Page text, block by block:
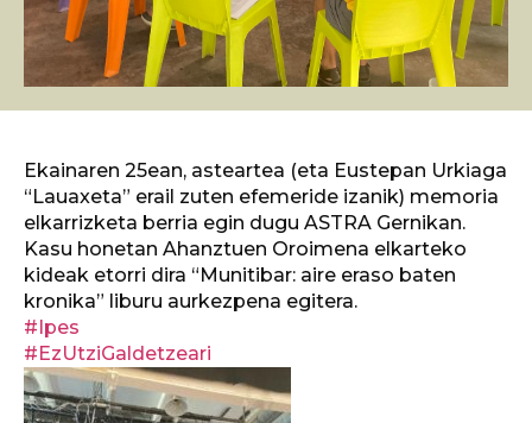
Ekainaren 25ean, asteartea (eta Eustepan Urkiaga
“Lauaxeta” erail zuten efemeride izanik) memoria
elkarrizketa berria egin dugu ASTRA Gernikan.
Kasu honetan Ahanztuen Oroimena elkarteko
kideak etorri dira “Munitibar: aire eraso baten
kronika” liburu aurkezpena egitera.
#Ipes
#EzUtziGaldetzeari